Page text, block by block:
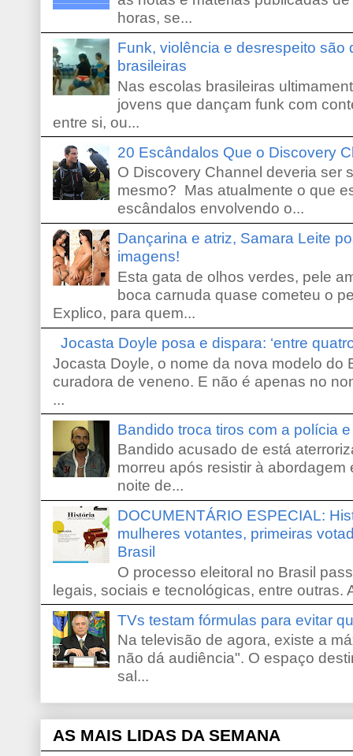
horas, se...
Funk, violência e desrespeito são
brasileiras
Nas escolas brasileiras
jovens que dançam funk com
entre si, ou...
20 Escândalos Que o Discovery
O Discovery Channel deveria ser
mesmo? Mas atualmente o que
escândalos envolvendo o...
Dançarina e atriz, Samara Leite
imagens!
Esta gata de olhos verdes, pele
boca carnuda quase cometeu o
Explico, para quem...
Jocasta Doyle posa e dispara: ‘entre
Jocasta Doyle, o nome da nova modelo do
curadora de veneno. E não é apenas no
...
Bandido troca tiros com a polícia
Bandido acusado de está
morreu após resistir à
noite de...
DOCUMENTÁRIO ESPECIAL:
mulheres votantes, primeiras
Brasil
O processo eleitoral no Brasil
legais, sociais e tecnológicas, entre outras.
TVs testam fórmulas para evitar
Na televisão de agora, existe a
não dá audiência". O espaço
sal...
AS MAIS LIDAS DA SEMANA